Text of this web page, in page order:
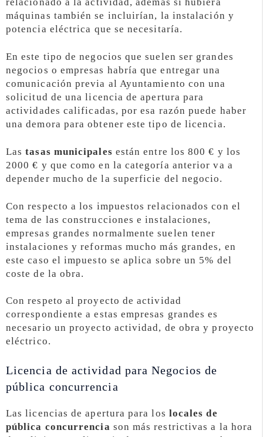
máquinas también se incluirían, la instalación y
potencia eléctrica que se necesitaría.
En este tipo de negocios que suelen ser grandes
negocios o empresas habría que entregar una
comunicación previa al Ayuntamiento con una
solicitud de una licencia de apertura para
actividades calificadas, por esa razón puede haber
una demora para obtener este tipo de licencia.
Lastasas municipales están entre los 800 € y los
2000 € y que como en la categoría anterior va a
depender mucho de la superficie del negocio.
Con respecto a los impuestos relacionados con el
tema de las construcciones e instalaciones,
empresas grandes normalmente suelen tener
instalaciones y reformas mucho más grandes, en
este caso el impuesto se aplica sobre un 5% del
coste de la obra.
Con respeto al proyecto de actividad
correspondiente a estas empresas grandes es
necesario un proyecto actividad, de obra y proyecto
eléctrico.
Licencia de actividad para Negocios de
pública concurrencia
Las licencias de apertura para los locales de
pública concurrencia son más restrictivas a la hora